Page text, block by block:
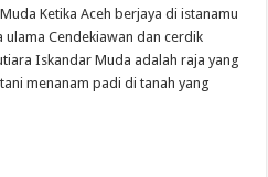
Ketika Aceh berjaya di istanamu
Cendekiawan dan cerdik
Iskandar Muda adalah raja yang
menanam padi di tanah yang